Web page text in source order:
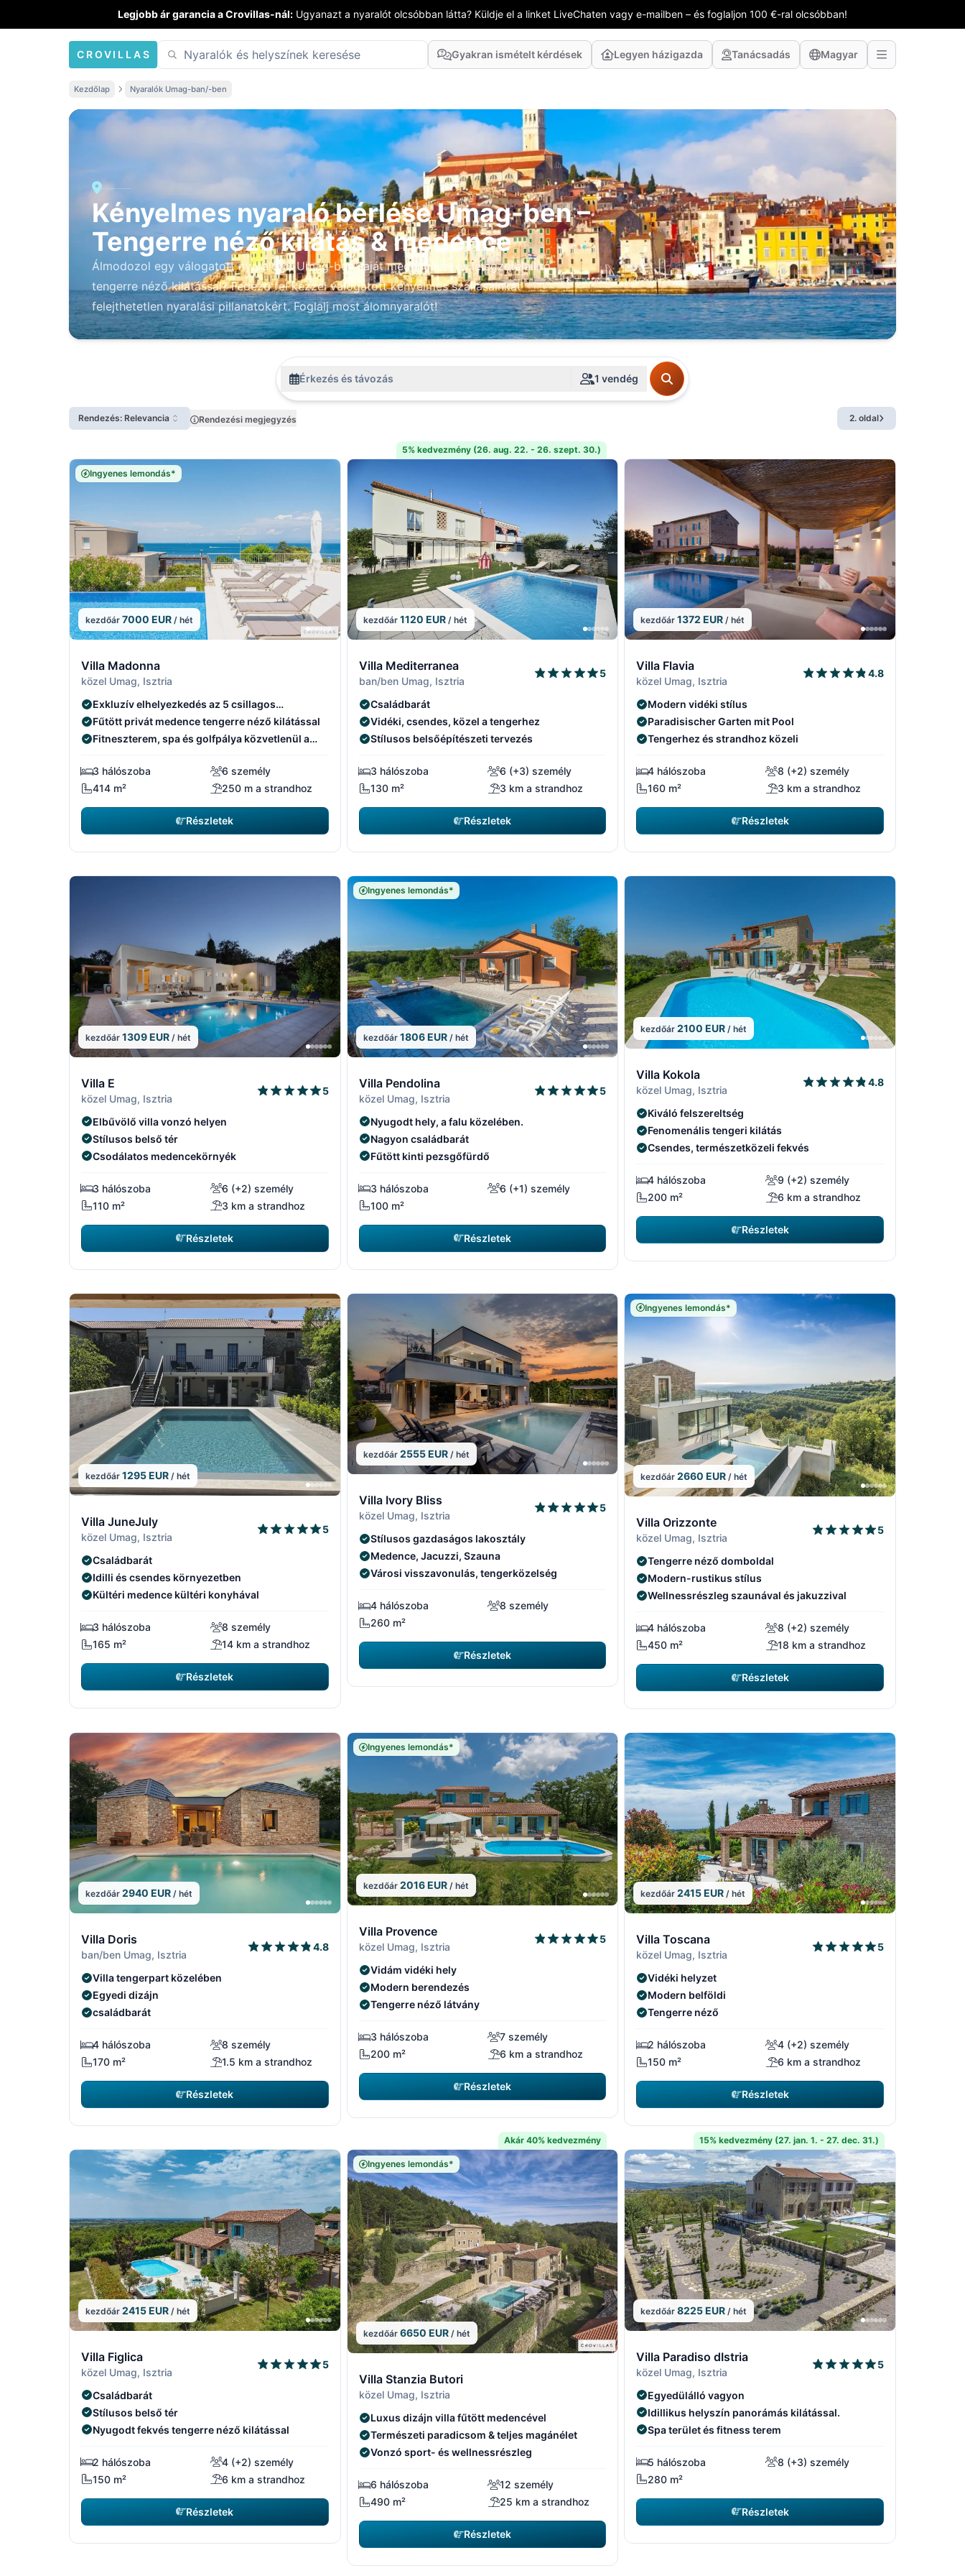
Legjobb ár garancia a Crovillas-nál: Ugyanazt a nyaralót olcsóbban látta? Küldje el a linket LiveChaten vagy e-mailben – és foglaljon 100 €-ral olcsóbban!
CROVILLAS Gyakran ismételt kérdések Legyen házigazda Tanácsadás Magyar
Kezdőlap Nyaralók Umag-ban/-ben
Kényelmes nyaraló bérlése Umag-ben –
Tengerre néző kilátás & medence
Álmodozol egy válogatott nyaralóról Umag-ben saját medencével és lélegzetelállító
tengerre néző kilátással? Fedezd fel kézzel válogatott kényelmes szállásainkat
felejthetetlen nyaralási pillanatokért. Foglalj most álomnyaralót!
Érkezés és távozás 1 vendég
Rendezés: Relevancia Rendezési megjegyzés 2. oldal
Ingyenes lemondás*
kezdőár 7000 EUR / hét
Villa Madonna
közel Umag, Isztria
Exkluzív elhelyezkedés az 5 csillagos
üdülőhelyen
Fűtött privát medence tengerre néző kilátással
Fitneszterem, spa és golfpálya közvetlenül a
3 hálószoba
6 személy
414 m²
250 m a strandhoz
Részletek
5% kedvezmény (26. aug. 22. - 26. szept. 30.)
kezdőár 1120 EUR/ hét
Villa Mediterranea
ban/ben Umag, Isztria
5
Családbarát
Vidéki, csendes, közel a tengerhez
Stílusos belsőépítészeti tervezés
3 hálószoba
6 (+3) személy
130 m²
3 km a strandhoz
Részletek
kezdőár1372 EUR / hét
Villa Flavia
közel Umag, Isztria
4.8
Modern vidéki stílus
Paradisischer Garten mit Pool
Tengerhez és strandhoz közeli
4 hálószoba
8 (+2) személy
160 m²
3 km a strandhoz
Részletek
4/15
kezdőár 1309 EUR / hét
Villa E
közel Umag, Isztria
5
Elbűvölő villa vonzó helyen
Stílusos belső tér
Csodálatos medencekörnyék
3 hálószoba
6 (+2) személy
110 m²
3 km a strandhoz
Részletek
5/15
Ingyenes lemondás*
kezdőár 1806 EUR/ hét
Villa Pendolina
közel Umag, Isztria
5
Nyugodt hely, a falu közelében.
Nagyon családbarát
Fűtött kinti pezsgőfürdő
3 hálószoba
6 (+1) személy
100 m²
Részletek
kezdőár2100 EUR / hét
Villa Kokola
közel Umag, Isztria
4.8
Kiváló felszereltség
Fenomenális tengeri kilátás
Csendes, természetközeli fekvés
4 hálószoba
9 (+2) személy
200 m²
6 km a strandhoz
Részletek
kezdőár 1295 EUR / hét
Villa JuneJuly
közel Umag, Isztria
5
Családbarát
Idilli és csendes környezetben
Kültéri medence kültéri konyhával
3 hálószoba
8 személy
165 m²
14 km a strandhoz
Részletek
8/15
kezdőár 2555 EUR/ hét
Villa Ivory Bliss
közel Umag, Isztria
5
Stílusos gazdaságos lakosztály
Medence, Jacuzzi, Szauna
Városi visszavonulás, tengerközelség
4 hálószoba
8 személy
260 m²
Részletek
Ingyenes lemondás*
kezdőár2660 EUR / hét
Villa Orizzonte
közel Umag, Isztria
5
Tengerre néző domboldal
Modern-rustikus stílus
Wellnessrészleg szaunával és jakuzzival
4 hálószoba
8 (+2) személy
450 m²
18 km a strandhoz
Részletek
10/15
kezdőár 2940 EUR / hét
Villa Doris
ban/ben Umag, Isztria
4.8
Villa tengerpart közelében
Egyedi dizájn
családbarát
4 hálószoba
8 személy
170 m²
1.5 km a strandhoz
Részletek
Ingyenes lemondás*
kezdőár 2016 EUR/ hét
Villa Provence
közel Umag, Isztria
5
Vidám vidéki hely
Modern berendezés
Tengerre néző látvány
3 hálószoba
7 személy
200 m²
6 km a strandhoz
Részletek
kezdőár2415 EUR / hét
Villa Toscana
közel Umag, Isztria
5
Vidéki helyzet
Modern belföldi
Tengerre néző
2 hálószoba
4 (+2) személy
150 m²
6 km a strandhoz
Részletek
13/15
kezdőár 2415 EUR / hét
Villa Figlica
közel Umag, Isztria
5
Családbarát
Stílusos belső tér
Nyugodt fekvés tengerre néző kilátással
2 hálószoba
4 (+2) személy
150 m²
6 km a strandhoz
Részletek
Akár 40% kedvezmény
14/15
Ingyenes lemondás*
kezdőár 6650 EUR/ hét
Villa Stanzia Butori
közel Umag, Isztria
Luxus dizájn villa fűtött medencével
Természeti paradicsom & teljes magánélet
Vonzó sport- és wellnessrészleg
6 hálószoba
12 személy
490 m²
25 km a strandhoz
Részletek
15% kedvezmény (27. jan. 1. - 27. dec. 31.)
kezdőár8225 EUR / hét
Villa Paradiso dIstria
közel Umag, Isztria
5
Egyedülálló vagyon
Idillikus helyszín panorámás kilátással.
Spa terület és fitness terem
5 hálószoba
8 (+3) személy
280 m²
Részletek